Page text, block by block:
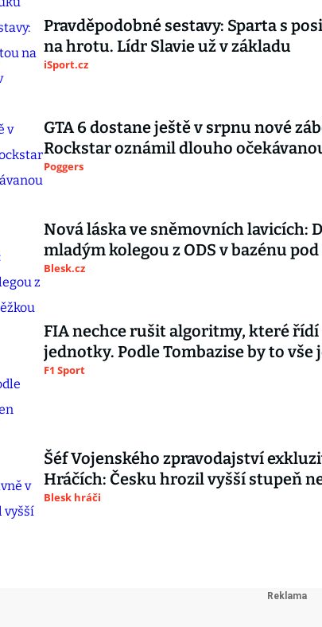
Pravděpodobné sestavy: Sparta s
na hrotu. Lídr Slavie už v základu
iSport.cz
GTA 6 dostane ještě v srpnu nové
Rockstar oznámil dlouho
Poggers
Nová láska ve sněmovních lavicích:
mladým kolegou z ODS v bazénu
Blesk.cz
FIA nechce rušit algoritmy, které
jednotky. Podle Tombazise by to vše
F1 Sport
Šéf Vojenského zpravodajství
Hráčích: Česku hrozil vyšší stupeň
Blesk hráči